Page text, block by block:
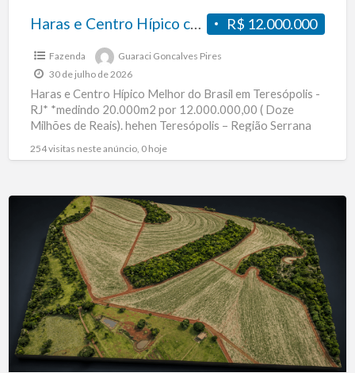
R$ 12.000.000
Haras e Centro Hípico com 20000m2
Fazenda
Guaraci Goncalves Pires
30 de julho de 2026
Haras e Centro Hípico Melhor do Brasil em Teresópolis -
RJ* *medindo 20.000m2 por 12.000.000,00 ( Doze
Milhões de Reais). hehen Teresópolis – Região Serrana
254 visitas neste anúncio, 0 hoje
Franca
Renda
Garantida